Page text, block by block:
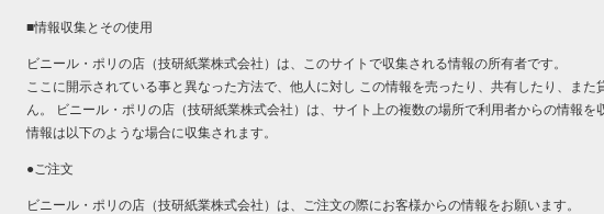
■情報収集とその使用
ビニール・ポリの店（技研紙業株式会社）は、このサイトで収集される情報の所有者です。
ここに開示されている事と異なった方法で、他人に対し この情報を売ったり、共有したり、また
ん。 ビニール・ポリの店（技研紙業株式会社）は、サイト上の複数の場所で利用者からの情報を
情報は以下のような場合に収集されます。
●ご注文
ビニール・ポリの店（技研紙業株式会社）は、ご注文の際にお客様からの情報をお願います。